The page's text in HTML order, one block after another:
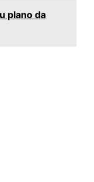
plano da